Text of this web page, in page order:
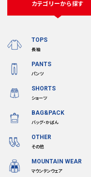
カテゴリーから探す
TOPS
長袖
PANTS
パンツ
SHORTS
ショーツ
BAG&PACK
バッグ・かばん
OTHER
その他
MOUNTAIN WEAR
マウンテンウェア